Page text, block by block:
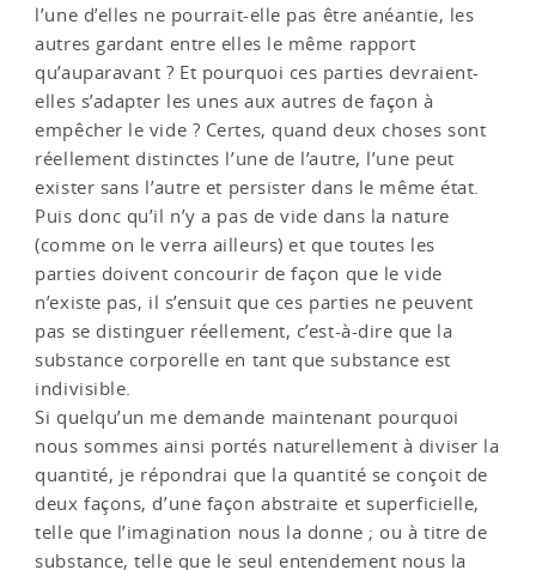
l’une d’elles ne pourrait-elle pas être anéantie, les
autres gardant entre elles le même rapport
qu’auparavant ? Et pourquoi ces parties devraient-
elles s’adapter les unes aux autres de façon à
empêcher le vide ? Certes, quand deux choses sont
réellement distinctes l’une de l’autre, l’une peut
exister sans l’autre et persister dans le même état.
Puis donc qu’il n’y a pas de vide dans la nature
(comme on le verra ailleurs) et que toutes les
parties doivent concourir de façon que le vide
n’existe pas, il s’ensuit que ces parties ne peuvent
pas se distinguer réellement, c’est-à-dire que la
substance corporelle en tant que substance est
indivisible.
Si quelqu’un me demande maintenant pourquoi
nous sommes ainsi portés naturellement à diviser la
quantité, je répondrai que la quantité se conçoit de
deux façons, d’une façon abstraite et superficielle,
telle que l’imagination nous la donne ; ou à titre de
substance, telle que le seul entendement nous la